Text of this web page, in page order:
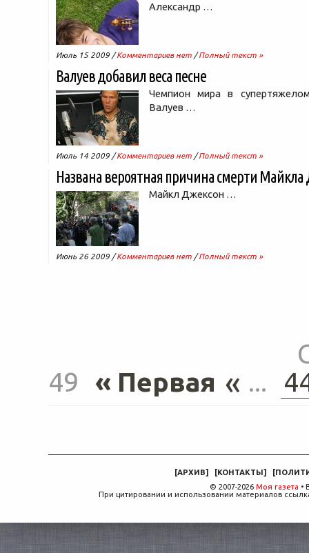
Александр …
Июль 15 2009 /Комментариев нет /Полный текст »
Валуев добавил веса песне
Чемпион мира в
Валуев …
Июль 14 2009 /Комментариев нет /Полный текст »
Названа вероятная причина смерти Майкла
Майкл Джексон …
Июнь 26 2009 /Комментариев нет /Полный текст »
49
« Первая « ...
[АРХИВ] [КОНТАКТЫ] [
© 2007-2026 Моя газета •
При цитировании и использовании материалов